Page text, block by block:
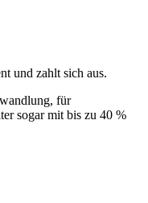
und zahlt sich aus.
für
sogar mit bis zu 40 %